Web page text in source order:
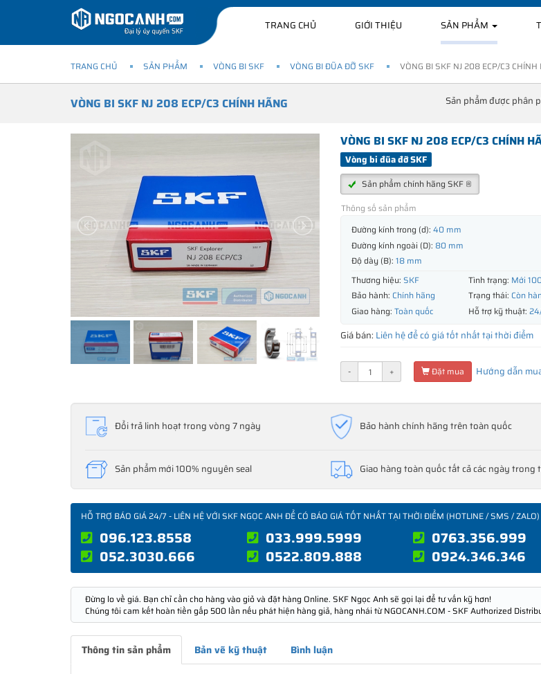
TRANG CHỦ GIỚI THIỆU SẢN PHẨM
TRANG CHỦ SẢN PHẨM VÒNG BI SKF VÒNG BI ĐŨA ĐỠ SKF VÒNG BI SKF NJ 208 ECP/C3 CHÍNH
VÒNG BI SKF NJ 208 ECP/C3 CHÍNH HÃNG Sản phẩm được phân
VÒNG BI SKF NJ 208 ECP/C3 CHÍNH
Vòng bi đũa đỡ SKF
Sản phẩm chính hãng SKF ®
Thông số sản phẩm
Đường kính trong (d): 40 mm
Đường kính ngoài (D): 80 mm
Độ dày (B): 18 mm
Thương hiệu: SKF Tình trạng: Mới
Bảo hành: Chính hãng Trạng thái: Còn
Giao hàng: Toàn quốc Hỗ trợ kỹ thuật:
Giá bán: Liên hệ để có giá tốt nhất tại thời điểm
- + Đặt mua Hướng dẫn
Đổi trả linh hoạt trong vòng 7 ngày Bảo hành chính hãng trên toàn quốc
Sản phẩm mới 100% nguyên seal Giao hàng toàn quốc tất cả các ngày trong
HỖ TRỢ BÁO GIÁ 24/7 - LIÊN HỆ VỚI SKF NGỌC ANH ĐỂ CÓ BÁO GIÁ TỐT NHẤT TẠI THỜI ĐIỂM (HOTLINE / SMS / ZALO)
096.123.8558 033.999.5999
0763.356.999
052.3030.666
0522.809.888 0924.346.346
Đừng lo về giá. Bạn chỉ cần cho hàng vào giỏ và đặt hàng Online. SKF Ngọc Anh sẽ gọi lại để tư vấn kỹ hơn!
Chúng tôi cam kết hoàn tiền gấp 500 lần nếu phát hiện hàng giả, hàng nhái từ NGOCANH.COM - SKF Authorized
Thông tin sản phẩm Bản vẽ kỹ thuật Bình luận